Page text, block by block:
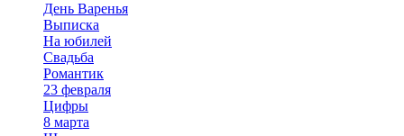
День Варенья
Выписка
На юбилей
Свадьба
Романтик
23 февраля
Цифры
8 марта